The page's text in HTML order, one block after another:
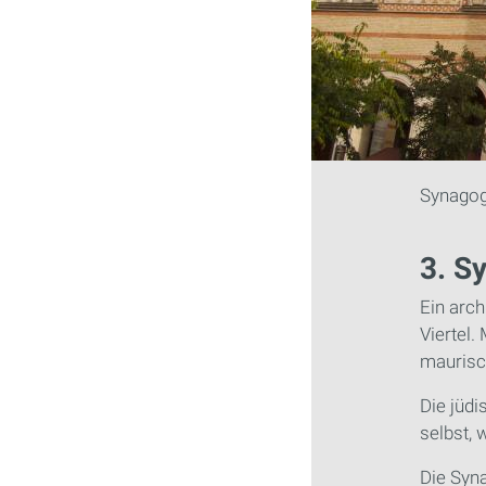
3.
Ein
Viertel.
Die
selbst,
Die